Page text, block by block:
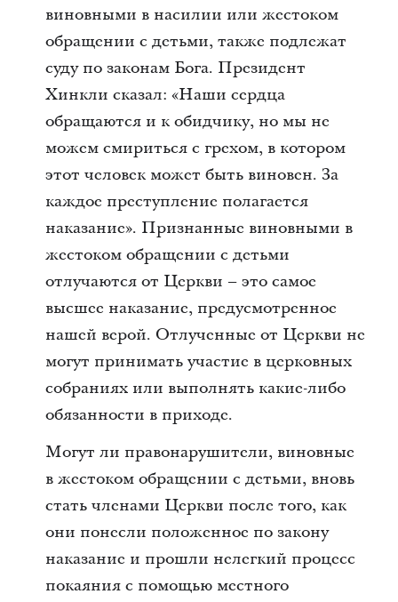
виновными в насилии или жестоком
обращении с детьми, также подлежат
суду по законам Бога. Президент
Хинкли сказал: «Наши сердца
обращаются и к обидчику, но мы не
можем смириться с грехом, в котором
этот человек может быть виновен. За
каждое преступление полагается
наказание». Признанные виновными в
жестоком обращении с детьми
отлучаются от Церкви – это самое
высшее наказание, предусмотренное
нашей верой. Отлученные от Церкви не
могут принимать участие в церковных
собраниях или выполнять какие-либо
обязанности в приходе.
Могут ли правонарушители, виновные
в жестоком обращении с детьми, вновь
стать членами Церкви после того, как
они понесли положенное по закону
наказание и прошли нелегкий процесс
покаяния с помощью местного